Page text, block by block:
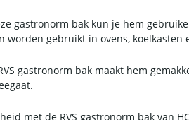
gastronorm bak kun je hem
worden gebruikt in ovens, koelkasten
gastronorm bak maakt hem
met de RVS gastronorm bak van